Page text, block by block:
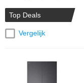
Top Deals
Vergelijk